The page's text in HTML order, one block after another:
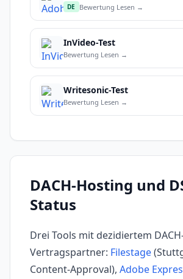
DE Bewertung Lesen →
InVideo-Test
Bewertung Lesen →
Writesonic-Test
Bewertung Lesen →
DACH-Hosting und
Status
Drei Tools mit dezidiertem
Vertragspartner: Filestage
Content-Approval), Adobe